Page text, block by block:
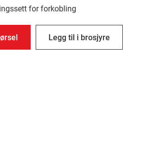
for forkobling
Legg til i brosjyre